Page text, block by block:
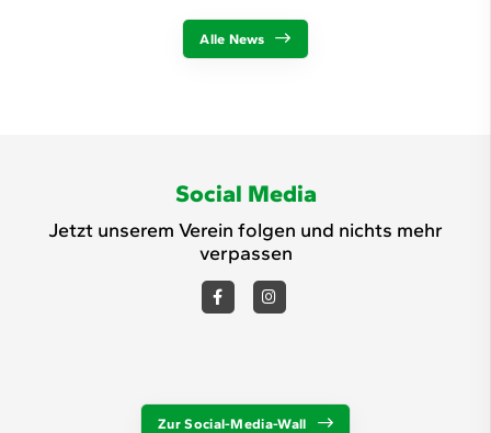
Alle News
Social Media
Jetzt unserem Verein folgen und nichts mehr
verpassen
Zur Social-Media-Wall